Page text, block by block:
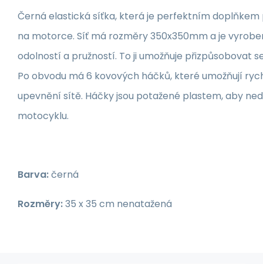
Černá elastická síťka, která je perfektním doplňkem
na motorce. Síť má rozměry 350x350mm a je
odolností a pružností. To ji umožňuje přizpůsobovat
Po obvodu má 6 kovových háčků, které umožňují
upevnění sítě. Háčky jsou potažené plastem, aby
motocyklu.
Barva:černá
Rozměry:35 x 35 cm nenatažená